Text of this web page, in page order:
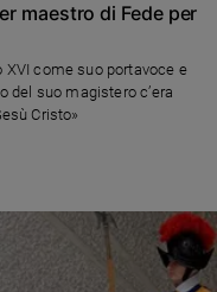
maestro di Fede per
come suo portavoce e
del suo magistero c’era
Cristo»